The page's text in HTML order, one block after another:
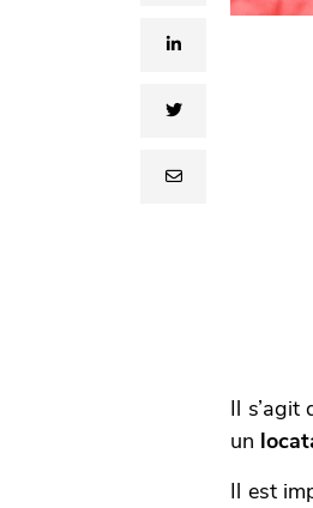
linkedin
twitter
email
Il s’agit
un
Il est